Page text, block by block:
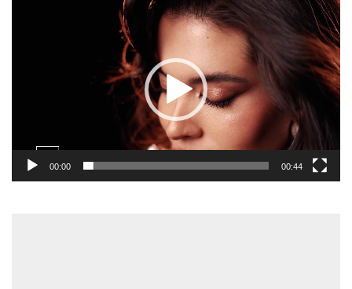
00:00 00:44